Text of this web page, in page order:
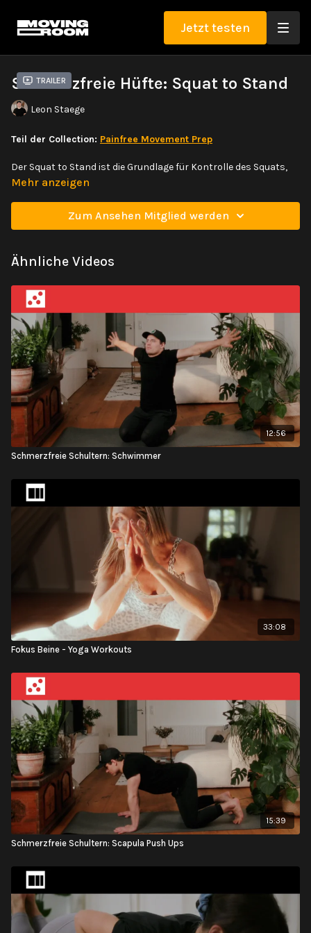
Jetzt testen
Trailer
Schmerzfreie Hüfte: Squat to Stand
Leon Staege
Teil der Collection: Painfree Movement Prep
Der Squat to Stand ist die Grundlage für Kontrolle des Squats,
der eine Basis für starke Bewegungen im Unterkörper bildet.
Mehr anzeigen
Zum Ansehen Mitglied werden
Ähnliche Videos
12:56
Schmerzfreie Schultern: Schwimmer
33:08
Fokus Beine - Yoga Workouts
15:39
Schmerzfreie Schultern: Scapula Push Ups